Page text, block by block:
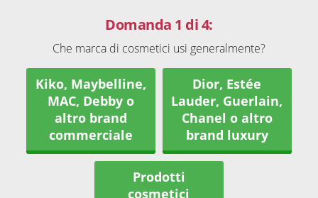
Domanda 1 di 4:
Che marca di cosmetici usi generalmente?
Kiko, Maybelline,
MAC, Debby o
altro brand
commerciale
Dior, Estée
Lauder, Guerlain,
Chanel o altro
brand luxury
Prodotti
cosmetici